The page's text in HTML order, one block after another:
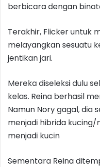
berbicara dengan
Terakhir, Flicker untuk
melayangkan sesuatu
jentikan jari.
Mereka diseleksi dulu
kelas. Reina berhasil
Namun Nory gagal, dia
menjadi hibrida
menjadi kucin
Sementara Reina